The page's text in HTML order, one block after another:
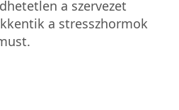
a szervezet
a stresszhormok